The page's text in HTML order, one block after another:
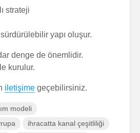
strateji
sürdürülebilir yapı oluşur.
denge de önemlidir.
kurulur.
iletişime geçebilirsiniz.
modeli
ihracatta kanal çeşitliliği